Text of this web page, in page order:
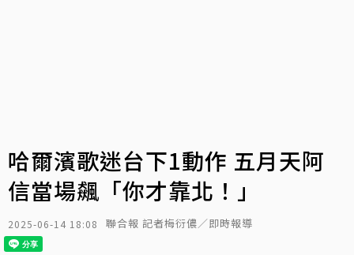
哈爾濱歌迷台下1動作 五月天阿
信當場飆「你才靠北！」
2025-06-14 18:08 聯合報 記者梅衍儂／即時報導